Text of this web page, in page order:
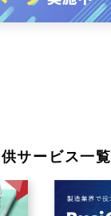
サービス一覧